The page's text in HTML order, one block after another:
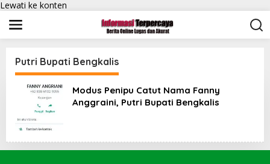
Lewati ke konten
Putri Bupati Bengkalis
Modus Penipu Catut Nama Fanny
Anggraini, Putri Bupati Bengkalis